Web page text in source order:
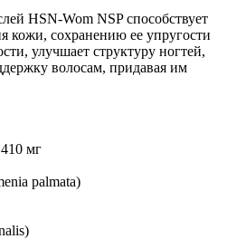
HSN-Wom NSP способствует
кожи, сохранению ее упругости
улучшает структуру ногтей,
волосам, придавая им
мг
palmata)